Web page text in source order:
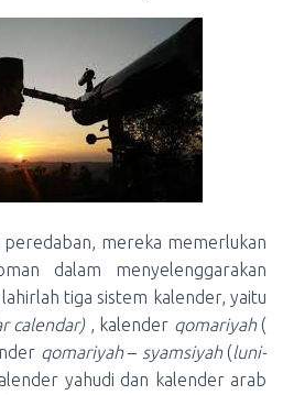
peredaban, mereka memerlukan
dalam menyelenggarakan
tiga sistem kalender, yaitu
calendar) , kalender qomariyah(
qomariyah– syamsiyah(luni-
yahudi dan kalender arab